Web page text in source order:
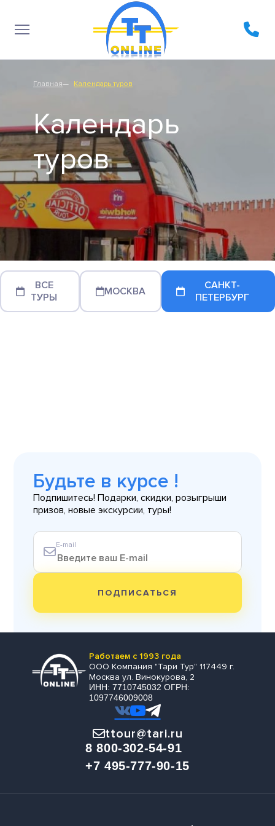
Главная Календарь туров
Календарь
туров
ВСЕ
ТУРЫ
МОСКВА
САНКТ-
ПЕТЕРБУРГ
Будьте в курсе !
Подпишитесь! Подарки, скидки, розыгрыши
призов, новые экскурсии, туры!
E-mail
ПОДПИСАТЬСЯ
Работаем с 1993 года
ООО Компания "Тари Тур" 117449 г.
Москва ул. Винокурова, 2
ИНН: 7710745032 ОГРН:
1097746009008
ttour@tari.ru
8 800-302-54-91
+7 495-777-90-15